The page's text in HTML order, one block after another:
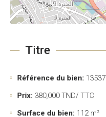
Titre
Référence du bien: 13537
Prix: 380,000 TND/ TTC
Surface du bien: 112 m²